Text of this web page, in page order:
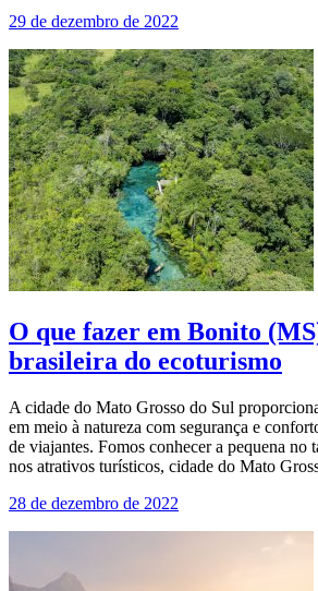
29 de dezembro de 2022
O que fazer em Bonito
brasileira do ecoturismo
A cidade do Mato Grosso do Sul
em meio à natureza com segurança e
de viajantes. Fomos conhecer a pequena no
nos atrativos turísticos, cidade do Mato
28 de dezembro de 2022